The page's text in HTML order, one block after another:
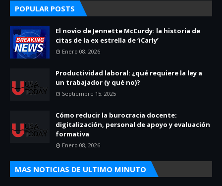
POPULAR POSTS
El novio de Jennette McCurdy: la historia de
citas de la ex estrella de ‘iCarly’
Enero 08, 2026
Productividad laboral: ¿qué requiere la ley a
un trabajador (y qué no)?
Septiembre 15, 2025
Cómo reducir la burocracia docente:
digitalización, personal de apoyo y evaluación
formativa
Enero 08, 2026
MAS NOTICIAS DE ULTIMO MINUTO